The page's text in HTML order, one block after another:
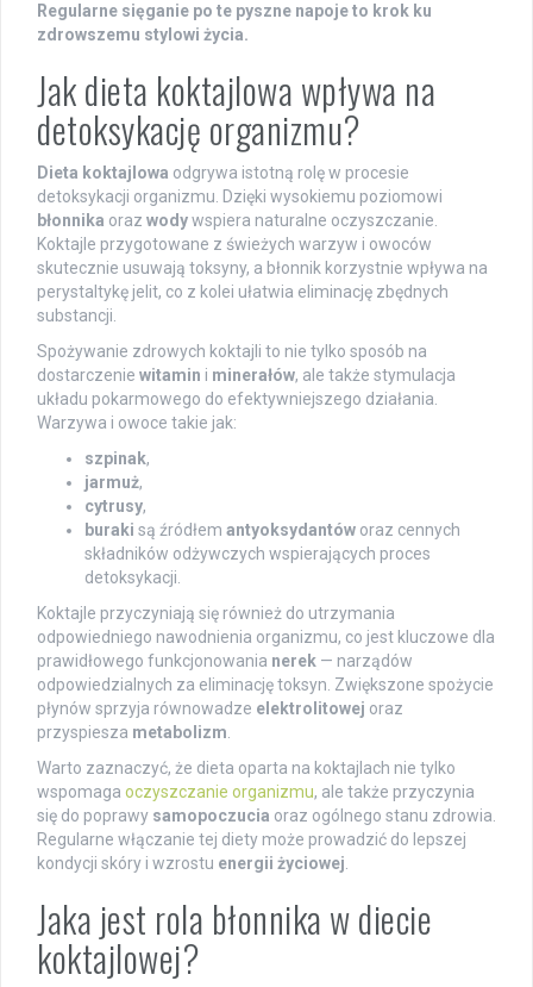
Regularne sięganie po te pyszne napoje to krok ku
zdrowszemu stylowi życia.
Jak dieta koktajlowa wpływa na
detoksykację organizmu?
Dieta koktajlowa odgrywa istotną rolę w procesie
detoksykacji organizmu. Dzięki wysokiemu poziomowi
błonnika oraz wodywspiera naturalne oczyszczanie.
Koktajle przygotowane z świeżych warzyw i owoców
skutecznie usuwają toksyny, a błonnik korzystnie wpływa na
perystaltykę jelit, co z kolei ułatwia eliminację zbędnych
substancji.
Spożywanie zdrowych koktajli to nie tylko sposób na
dostarczenie witamin i minerałów, ale także stymulacja
układu pokarmowego do efektywniejszego działania.
Warzywa i owoce takie jak:
szpinak,
jarmuż,
cytrusy,
buraki są źródłem antyoksydantów oraz cennych
składników odżywczych wspierających proces
detoksykacji.
Koktajle przyczyniają się również do utrzymania
odpowiedniego nawodnienia organizmu, co jest kluczowe dla
prawidłowego funkcjonowania nerek — narządów
odpowiedzialnych za eliminację toksyn. Zwiększone spożycie
płynów sprzyja równowadze elektrolitowej oraz
przyspiesza metabolizm.
Warto zaznaczyć, że dieta oparta na koktajlach nie tylko
wspomaga oczyszczanie organizmu, ale także przyczynia
się do poprawy samopoczucia oraz ogólnego stanu zdrowia.
Regularne włączanie tej diety może prowadzić do lepszej
kondycji skóry i wzrostu energii życiowej.
Jaka jest rola błonnika w diecie
koktajlowej?